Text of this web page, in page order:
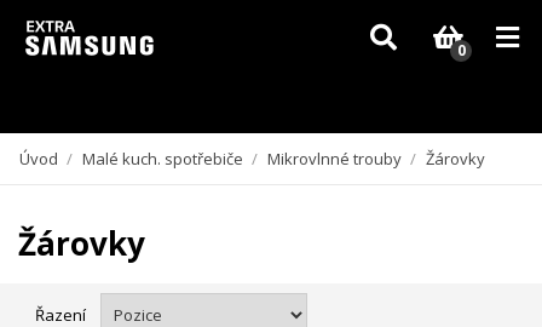
Vzhledem k aktuální situaci se může dodání dílů, které nejsou skladem,
zpozdit. Děkujeme za pochopení.
0
Úvod / Malé kuch. spotřebiče / Mikrovlnné trouby / Žárovky
Žárovky
Řazení